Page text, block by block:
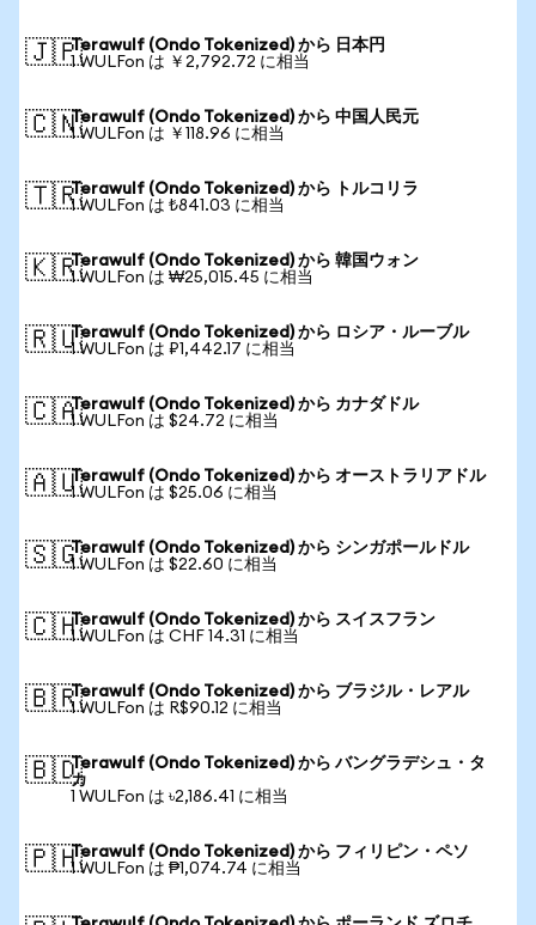
🇯🇵Terawulf (Ondo Tokenized) から 日本円
1 WULFon は ￥2,792.72 に相当
🇨🇳Terawulf (Ondo Tokenized) から 中国人民元
1 WULFon は ￥118.96 に相当
🇹🇷Terawulf (Ondo Tokenized) から トルコリラ
1 WULFon は ₺841.03 に相当
🇰🇷Terawulf (Ondo Tokenized) から 韓国ウォン
1 WULFon は ₩25,015.45 に相当
🇷🇺Terawulf (Ondo Tokenized) から ロシア・ルーブル
1 WULFon は ₽1,442.17 に相当
🇨🇦Terawulf (Ondo Tokenized) から カナダドル
1 WULFon は $24.72 に相当
🇦🇺Terawulf (Ondo Tokenized) から オーストラリアドル
1 WULFon は $25.06 に相当
🇸🇬Terawulf (Ondo Tokenized) から シンガポールドル
1 WULFon は $22.60 に相当
🇨🇭Terawulf (Ondo Tokenized) から スイスフラン
1 WULFon は CHF 14.31 に相当
🇧🇷Terawulf (Ondo Tokenized) から ブラジル・レアル
1 WULFon は R$90.12 に相当
🇧🇩Terawulf (Ondo Tokenized) から バングラデシュ・タ
カ
1 WULFon は ৳2,186.41 に相当
🇵🇭Terawulf (Ondo Tokenized) から フィリピン・ペソ
1 WULFon は ₱1,074.74 に相当